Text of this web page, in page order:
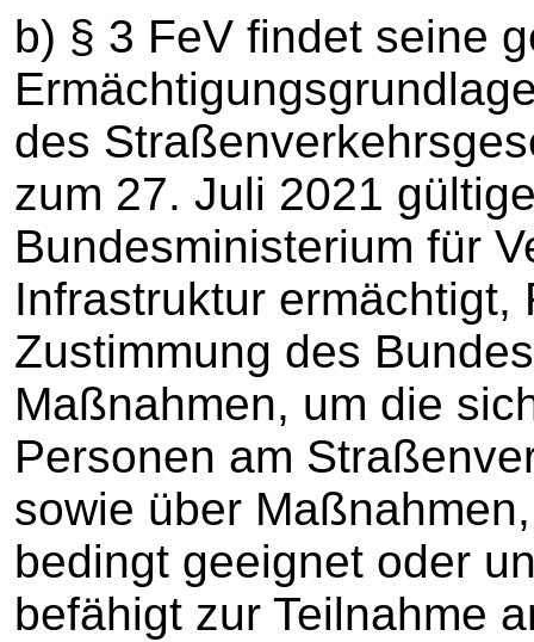
b) § 3 FeV findet seine
des
zum 27. Juli 2021
Bundesministerium für
Infrastruktur
Zustimmung des
Maßnahmen, um die
Personen am
sowie über
bedingt geeignet oder
befähigt zur Teilnahme